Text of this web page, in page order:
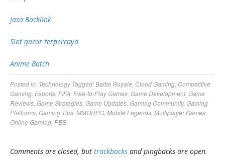
Jasa Backlink
Slot gacor terpercaya
Anime Batch
Posted in: Technology Tagged:Battle Royale Cloud Gaming Competitive
Gaming Esports FIFA Free-to-Play Games Game Development, Game
Reviews Game Strategies Game Updates Gaming Community, Gaming
Platforms Gaming Tips MMORPG Mobile Legends Multiplayer Games
Online Gaming PES
Comments are closed, but trackbacks and pingbacks are open.